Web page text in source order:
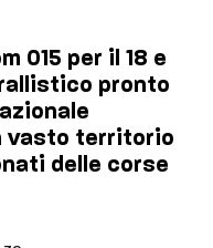
015 per il 18 e
pronto
vasto territorio
delle corse